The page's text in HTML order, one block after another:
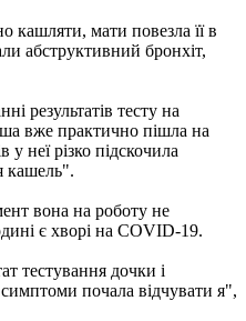
кашляти, мати повезла її в
абструктивний бронхіт,
результатів тесту на
вже практично пішла на
у неї різко підскочила
кашель".
вона на роботу не
є хворі на COVID-19.
тестування дочки і
почала відчувати я",